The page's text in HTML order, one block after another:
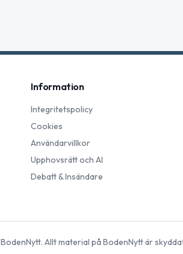
Information
Integritetspolicy
Cookies
Användarvillkor
Upphovsrätt och AI
Debatt & Insändare
BodenNytt. Allt material påBodenNyttär